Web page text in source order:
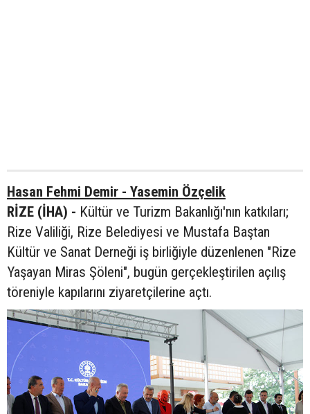
Hasan Fehmi Demir - Yasemin Özçelik
RİZE (İHA) - Kültür ve Turizm Bakanlığı'nın katkıları;
Rize Valiliği, Rize Belediyesi ve Mustafa Baştan
Kültür ve Sanat Derneği iş birliğiyle düzenlenen "Rize
Yaşayan Miras Şöleni", bugün gerçekleştirilen açılış
töreniyle kapılarını ziyaretçilerine açtı.